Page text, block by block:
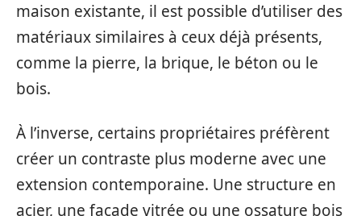
maison existante, il est possible d’utiliser des
matériaux similaires à ceux déjà présents,
comme la pierre, la brique, le béton ou le
bois.
À l’inverse, certains propriétaires préfèrent
créer un contraste plus moderne avec une
extension contemporaine. Une structure en
acier, une façade vitrée ou une ossature bois